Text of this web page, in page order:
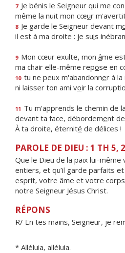
7 Je bénis le Seigneur qui me
même la nuit mon cœur
8 Je garde le Seigneur devant m
il est à ma droite : je suis
9 Mon cœur exulte, mon âme
ma chair elle-même repose en
10 tu ne peux m'abandonner à
ni laisser ton ami voir la
11 Tu m'apprends le chemin de
devant ta face, débordement
À ta droite, éternité de délices !
PAROLE DE DIEU : 1 TH 5,
Que le Dieu de la paix lui-
entiers, et qu’il garde parfaits
esprit, votre âme et votre
notre Seigneur Jésus Christ.
RÉPONS
R/ En tes mains, Seigneur, je
* Alléluia, alléluia.